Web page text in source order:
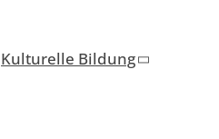
Kulturelle Bildung